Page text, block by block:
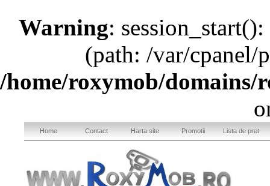
Warning:
(path: /var/cpanel/
/home/roxymob/
Home Contact Harta site Promotii Lista de pret